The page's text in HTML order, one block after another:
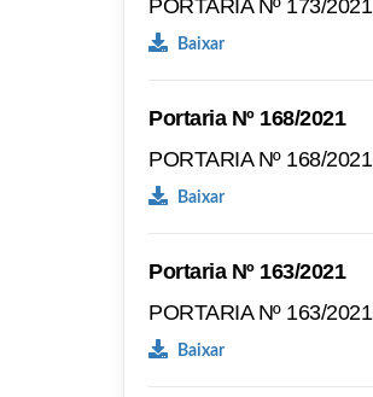
PORTARIA Nº 173/2021
Baixar
Portaria Nº 168/2021
PORTARIA Nº 168/2021
Baixar
Portaria Nº 163/2021
PORTARIA Nº 163/2021
Baixar